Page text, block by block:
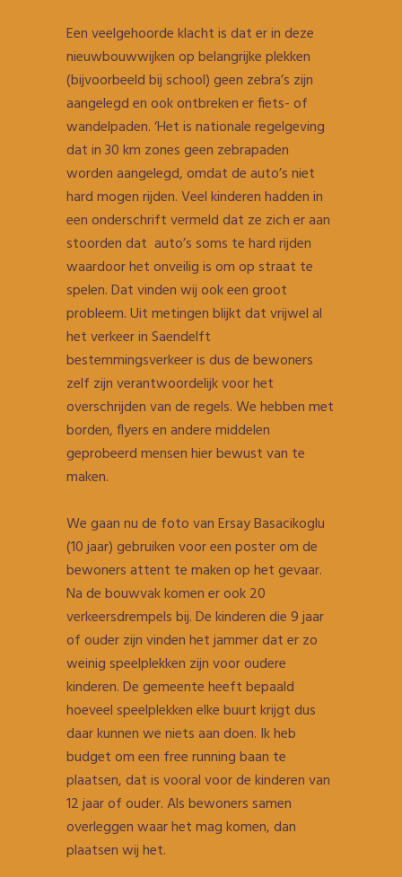
Een veelgehoorde klacht is dat er in deze
nieuwbouwwijken op belangrijke plekken
(bijvoorbeeld bij school) geen zebra’s zijn
aangelegd en ook ontbreken er fiets- of
wandelpaden. ‘Het is nationale regelgeving
dat in 30 km zones geen zebrapaden
worden aangelegd, omdat de auto’s niet
hard mogen rijden. Veel kinderen hadden in
een onderschrift vermeld dat ze zich er aan
stoorden dat auto’s soms te hard rijden
waardoor het onveilig is om op straat te
spelen. Dat vinden wij ook een groot
probleem. Uit metingen blijkt dat vrijwel al
het verkeer in Saendelft
bestemmingsverkeer is dus de bewoners
zelf zijn verantwoordelijk voor het
overschrijden van de regels. We hebben met
borden, flyers en andere middelen
geprobeerd mensen hier bewust van te
maken.
We gaan nu de foto van Ersay Basacikoglu
(10 jaar) gebruiken voor een poster om de
bewoners attent te maken op het gevaar.
Na de bouwvak komen er ook 20
verkeersdrempels bij. De kinderen die 9 jaar
of ouder zijn vinden het jammer dat er zo
weinig speelplekken zijn voor oudere
kinderen. De gemeente heeft bepaald
hoeveel speelplekken elke buurt krijgt dus
daar kunnen we niets aan doen. Ik heb
budget om een free running baan te
plaatsen, dat is vooral voor de kinderen van
12 jaar of ouder. Als bewoners samen
overleggen waar het mag komen, dan
plaatsen wij het.